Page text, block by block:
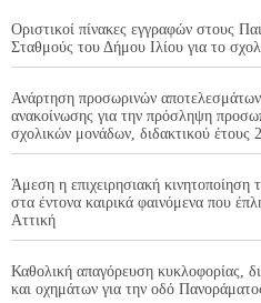
Οριστικοί πίνακες εγγραφών στους
Σταθμούς του Δήμου Ιλίου για το
Ανάρτηση προσωρινών
ανακοίνωσης για την πρόσληψη
σχολικών μονάδων, διδακτικού έτους
Άμεση η επιχειρησιακή
στα έντονα καιρικά φαινόμενα που
Αττική
Καθολική απαγόρευση κυκλοφορίας,
και οχημάτων για την οδό